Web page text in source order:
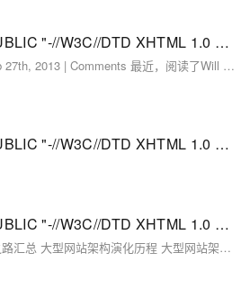
<!DOCTYPE html PUBLIC "-//W3C//DTD XHTML 1.0 Transitional//EN" "http://www.w3.org/TR/xhtml1/DTD/xhtml1-strict.dtd"> <html><head><meta http-equiv="Cont
可伸缩系统的架构经验 Feb 27th, 2013 | Comments 最近，阅读了Will Larson的文章Introduction to Architecting System for Scale，感觉很有价值。
<!DOCTYPE html PUBLIC "-//W3C//DTD XHTML 1.0 Transitional//EN" "http://www.w3.org/TR/xhtml1/DTD/xhtml1-strict.dtd"> <html><head><meta http-equiv="Cont
<!DOCTYPE html PUBLIC "-//W3C//DTD XHTML 1.0 Transitional//EN" "http://www.w3.org/TR/xhtml1/DTD/xhtml1-strict.dtd"> <html><head><meta http-equiv="Cont
各大互联网公司架构演进之路汇总 大型网站架构演化历程 大型网站架构技术一览 Web 支付宝和蚂蚁花呗的技术架构及实践 支付宝的高可用与容灾架构演进 聚划算架构演进和系统优化 （视频+PPT） 淘宝交易系统演进之路 （专访） 淘宝数据魔方技术架构解析 淘宝技术发展历程和架构经验分享（视频+PPT）（2.